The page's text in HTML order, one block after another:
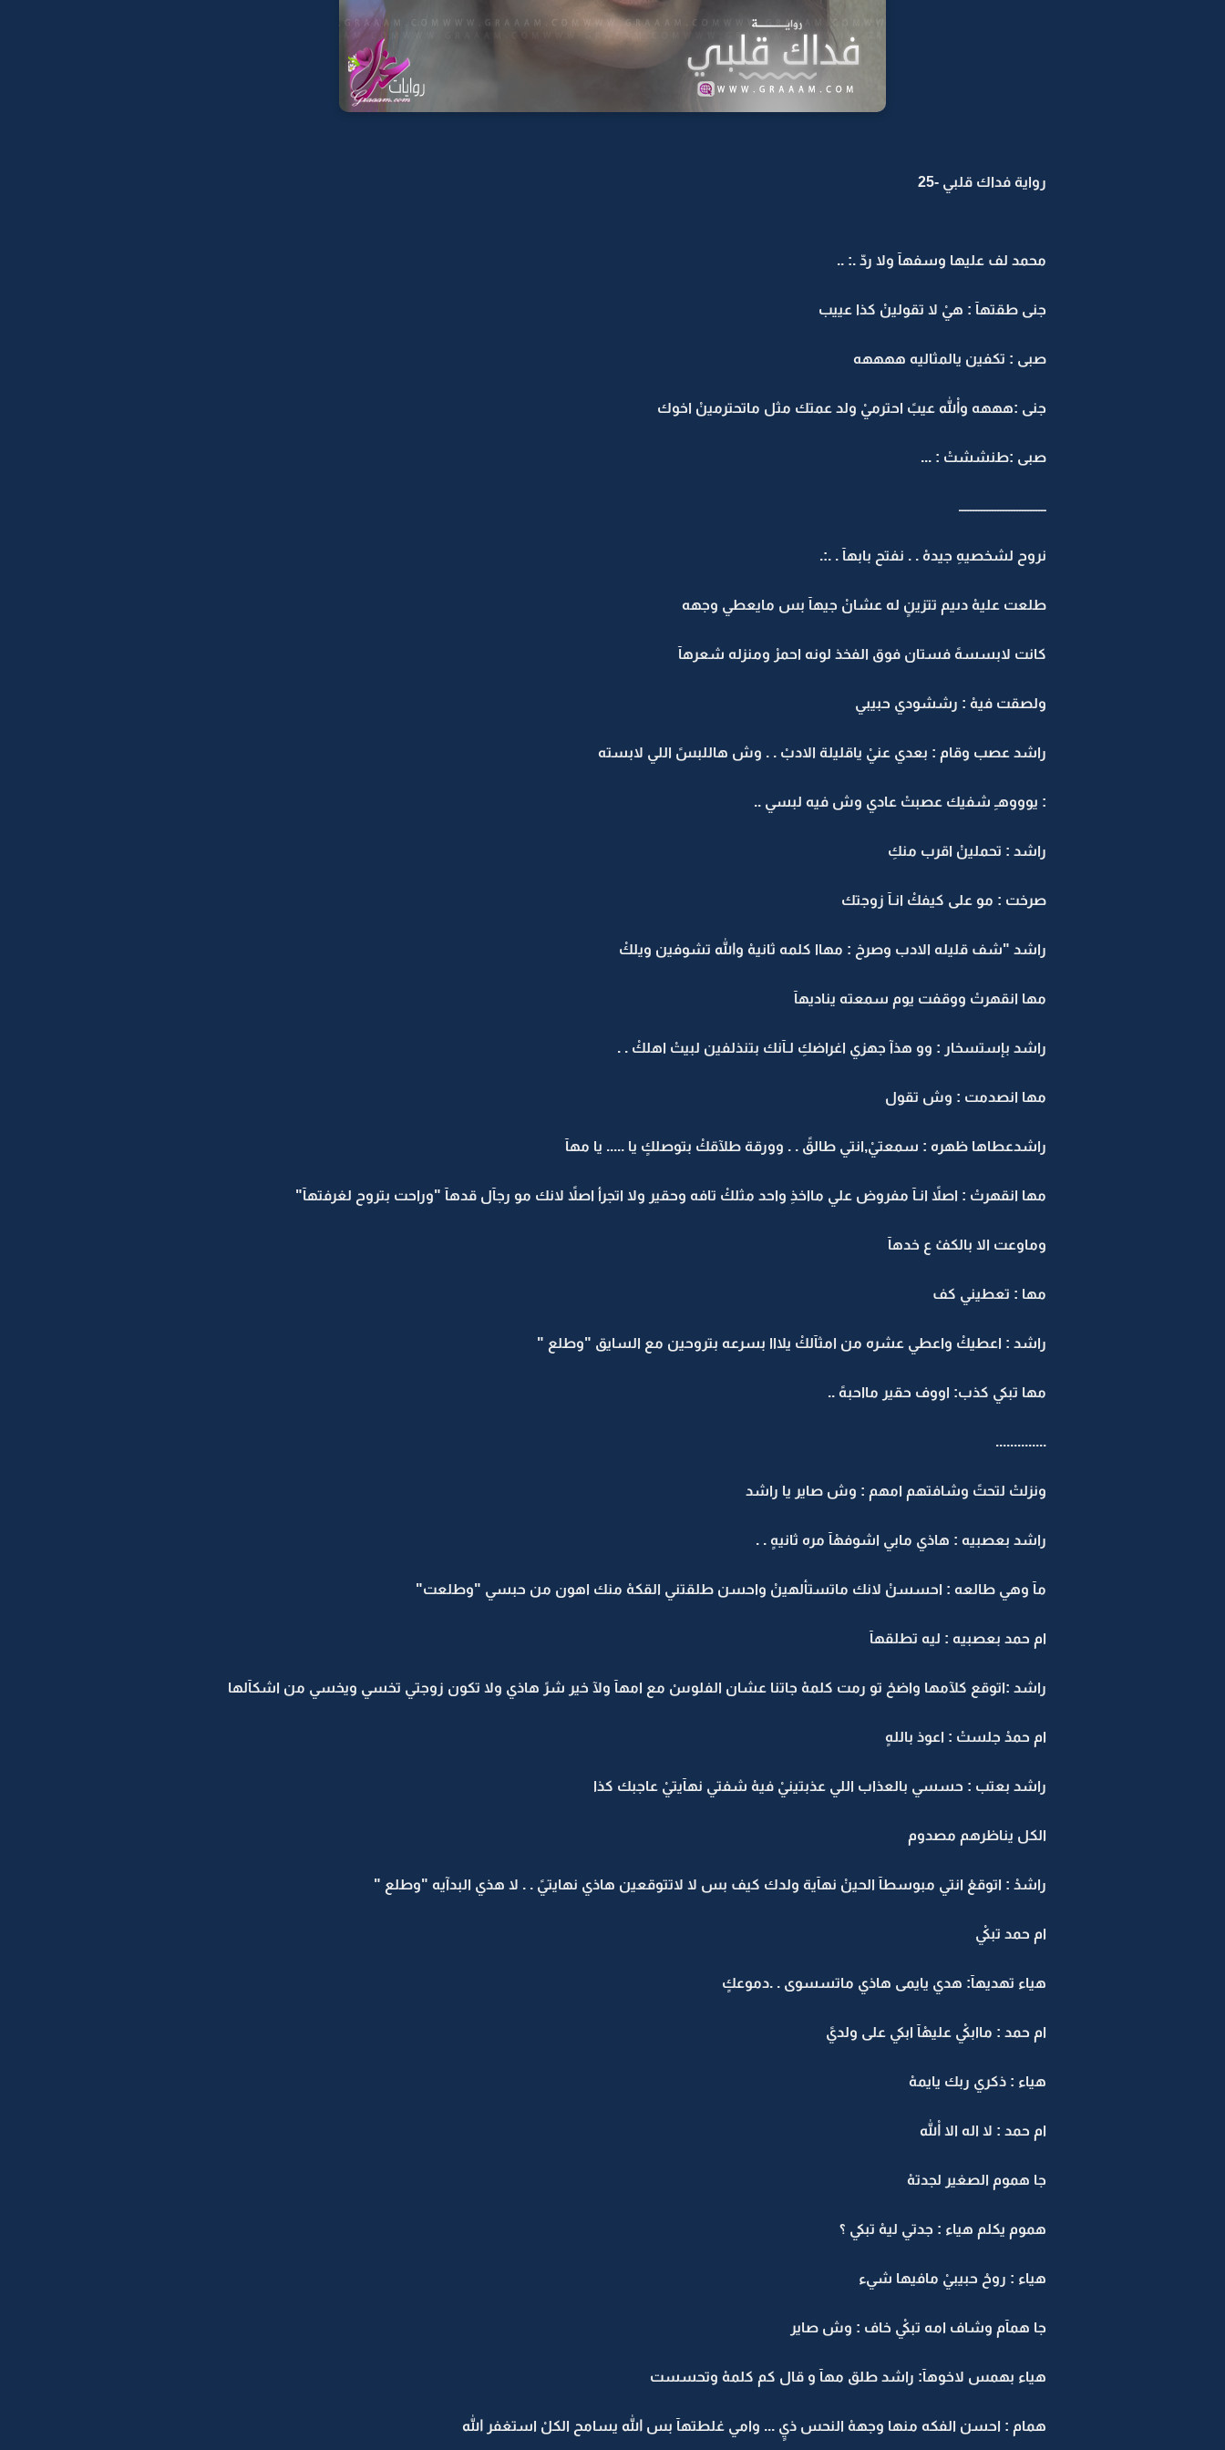
رواية فداك قلبي -25
محمد لف عليها وسفهآ ولا ردّ .: ..
جنى طقتهآ : هيْ لا تقولينْ كذا عييب
صبى : تكفين يالمثاليه ههههه
جنى :هههه واللهْ عيبً احترميْ ولد عمتك مثل ماتحترمينْ اخوك
صبى :طنششتْ : ...
ــــــــــــــــــــــــــــــــ
نروح لشخصيهِ جيدهْ . . نفتح بابهآ . .:.
طلعت عليهْ دىيم تتزينٍ له عشانْ جيهآ بس مايعطي وجهه
كانت لابسسهً فستان فوق الفخذ لونه احمرْ ومنزله شعرهآ
ولصقت فيهْ : رششودي حبيبي
راشد عصب وقام : بعدي عنيْ ياقليلة الادبْ . . وش هاللبسً اللي لابسته
: يوووهـِ شفيك عصبتْ عادي وش فيه لبسي ..
راشد : تحملينْ اقرب منكِ
صرخت : مو على كيفكْ انـآ زوجتك
راشد "شف قليله الادب وصرخ : مهاا كلمه ثانيهْ والله تشوفين ويلكْ
مها انقهرتْ ووقفت يوم سمعته يناديهآ
راشد بإستسخار : وو هذآ جهزي اغراضكِ لـآنك بتنذلفين لبيتْ اهلكْ . .
مها انصدمت : وش تقول
راشدعطاها ظهره : سمعتيْ,انتي طالقً . . وورقة طلآقكْ بتوصلكٍ يا ..... يا مهآ
مها انقهرتْ : اصلاً انـآ مفروض علي مااخذِ واحد مثلكْ تافه وحقير ولا اتجرأ اصلاً لانك مو رجآل قدهآ "وراحت بتروح لغرفتهآ"
وماوعت الا بالكفْ ع خدهآ
مها : تعطيني كف
راشد : اعطيكْ واعطي عشره من امثآلكْ يلااا بسرعه بتروحين مع السايق "وطلع "
مها تبكي كذب: اووف حقير مااحبهً ..
..............
ونزلتْ لتحتً وشافتهم امهم : وش صاير يا راشد
راشد بعصبيه : هاذي مابي اشوفهْآ مره ثانيهٍ . .
مآ وهي طالعه : احسسنْ لانك ماتستألهينْ واحسن طلقتني القكهْ منك اهون من حبسي "وطلعت"
ام حمد بعصبيه : ليه تطلقهآ
راشد :اتوقع كلآمها واضحْ تو رمت كلمهْ جاتنا عشان الفلوسْ مع امهآ ولآ خير شرً هاذي ولا تكون زوجتي تخسي ويخسي من اشكآلها
ام حمدْ جلستْ : اعوذ باللهٍ
راشد بعتب : حسسي بالعذاب اللي عذبتينيْ فيهْ شفتي نهآيتيْ عاجبك كذا
الكل يناظرهم مصدوم
راشدْ : اتوقعْ انتي مبوسطآ الحينْ نهآية ولدك كيف بس لا لاتتوقعين هاذي نهايتيً . . لا هذي البدآيه "وطلع "
ام حمد تبكيْ
هياء تهديهآ: هدي يايمى هاذي ماتسسوى . .دموعكٍ
ام حمد : ماابكيْ عليهْآ ابكي على ولديً
هياء : ذكري ربك يايمهْ
ام حمد : لا اله الا اللهْ
جا هموم الصغير لجدتهْ
هموم يكلم هياء : جدتي ليهْ تبكي ؟
هياء : روحْ حبيبيْ مافيها شيء
جا همآم وشاف امه تبكيْ خاف : وش صاير
هياء بهمس لاخوهآ: راشد طلق مهآ و قال كم كلمهْ وتحسست
همام : احسن الفكه منها وجههْ النحس ذيٍ ... وامي غلطتهآ بس الله يسامح الكلْ استغفر الله